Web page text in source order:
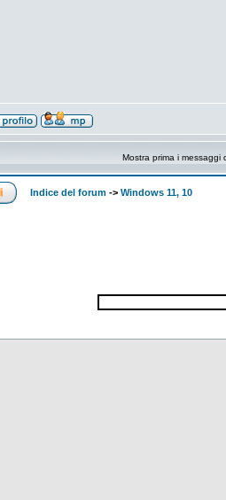
Mostra prima i messaggi
Indice del forum -> Windows 11, 10